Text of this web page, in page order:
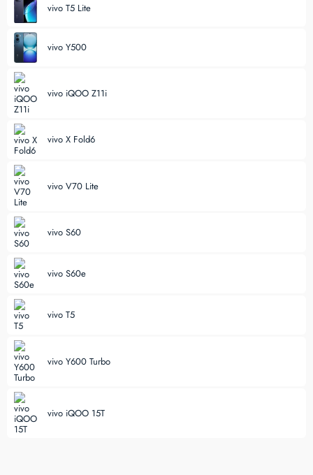
vivo T5 Lite
vivo Y500
vivo iQOO Z11i
vivo X Fold6
vivo V70 Lite
vivo S60
vivo S60e
vivo T5
vivo Y600 Turbo
vivo iQOO 15T